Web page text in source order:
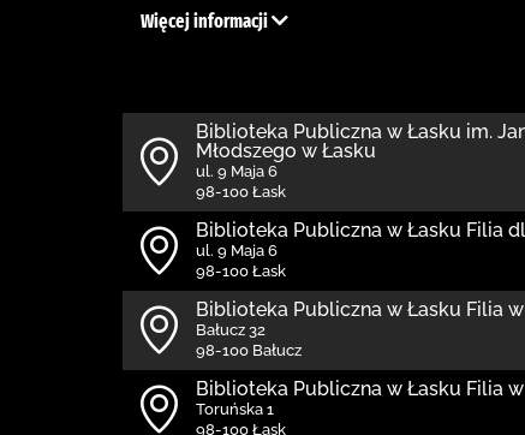
Więcej informacji
Biblioteka Publiczna w Łasku im.
Młodszego w Łasku
ul. 9 Maja 6
98-100 Łask
Biblioteka Publiczna w Łasku Filia
ul. 9 Maja 6
98-100 Łask
Biblioteka Publiczna w Łasku Filia w
Bałucz 32
98-100 Bałucz
Biblioteka Publiczna w Łasku Filia
Toruńska 1
98-100 Łask